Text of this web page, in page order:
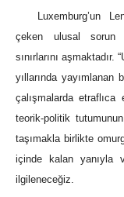
Luxemburg’un
çeken ulusal sorun
sınırlarını
yıllarında
çalışmalarda etraflıca
teorik-politik
taşımakla birlikte
içinde kalan yanıyla
ilgileneceğiz.